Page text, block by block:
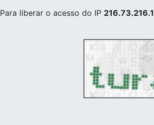
Para liberar o acesso do IP